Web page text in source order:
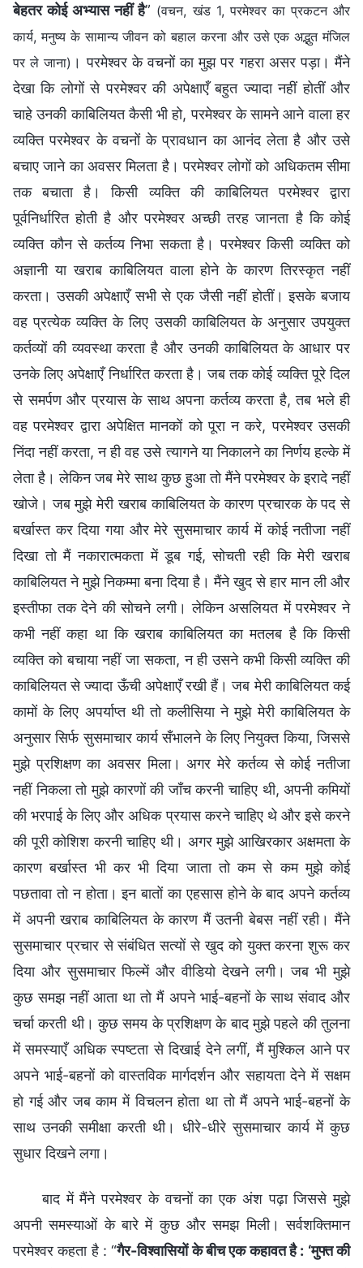
बेहतर कोई अभ्यास नहीं है” (वचन, खंड 1, परमेश्वर का प्रकटन और
कार्य, मनुष्य के सामान्य जीवन को बहाल करना और उसे एक अद्भुत मंजिल
पर ले जाना) । परमेश्वर के वचनों का मुझ पर गहरा असर पड़ा। मैंने
देखा कि लोगों से परमेश्वर की अपेक्षाएँ बहुत ज्यादा नहीं होतीं और
चाहे उनकी काबिलियत कैसी भी हो, परमेश्वर के सामने आने वाला हर
व्यक्ति परमेश्वर के वचनों के प्रावधान का आनंद लेता है और उसे
बचाए जाने का अवसर मिलता है। परमेश्वर लोगों को अधिकतम सीमा
तक बचाता है। किसी व्यक्ति की काबिलियत परमेश्वर द्वारा
पूर्वनिर्धारित होती है और परमेश्वर अच्छी तरह जानता है कि कोई
व्यक्ति कौन से कर्तव्य निभा सकता है। परमेश्वर किसी व्यक्ति को
अज्ञानी या खराब काबिलियत वाला होने के कारण तिरस्कृत नहीं
करता। उसकी अपेक्षाएँ सभी से एक जैसी नहीं होतीं। इसके बजाय
वह प्रत्येक व्यक्ति के लिए उसकी काबिलियत के अनुसार उपयुक्त
कर्तव्यों की व्यवस्था करता है और उनकी काबिलियत के आधार पर
उनके लिए अपेक्षाएँ निर्धारित करता है। जब तक कोई व्यक्ति पूरे दिल
से समर्पण और प्रयास के साथ अपना कर्तव्य करता है, तब भले ही
वह परमेश्वर द्वारा अपेक्षित मानकों को पूरा न करे, परमेश्वर उसकी
निंदा नहीं करता, न ही वह उसे त्यागने या निकालने का निर्णय हल्के में
लेता है। लेकिन जब मेरे साथ कुछ हुआ तो मैंने परमेश्वर के इरादे नहीं
खोजे। जब मुझे मेरी खराब काबिलियत के कारण प्रचारक के पद से
बर्खास्त कर दिया गया और मेरे सुसमाचार कार्य में कोई नतीजा नहीं
दिखा तो मैं नकारात्मकता में डूब गई, सोचती रही कि मेरी खराब
काबिलियत ने मुझे निकम्मा बना दिया है। मैंने खुद से हार मान ली और
इस्तीफा तक देने की सोचने लगी। लेकिन असलियत में परमेश्वर ने
कभी नहीं कहा था कि खराब काबिलियत का मतलब है कि किसी
व्यक्ति को बचाया नहीं जा सकता, न ही उसने कभी किसी व्यक्ति की
काबिलियत से ज्यादा ऊँची अपेक्षाएँ रखी हैं। जब मेरी काबिलियत कई
कामों के लिए अपर्याप्त थी तो कलीसिया ने मुझे मेरी काबिलियत के
अनुसार सिर्फ सुसमाचार कार्य सँभालने के लिए नियुक्त किया, जिससे
मुझे प्रशिक्षण का अवसर मिला। अगर मेरे कर्तव्य से कोई नतीजा
नहीं निकला तो मुझे कारणों की जाँच करनी चाहिए थी, अपनी कमियों
की भरपाई के लिए और अधिक प्रयास करने चाहिए थे और इसे करने
की पूरी कोशिश करनी चाहिए थी। अगर मुझे आखिरकार अक्षमता के
कारण बर्खास्त भी कर भी दिया जाता तो कम से कम मुझे कोई
पछतावा तो न होता। इन बातों का एहसास होने के बाद अपने कर्तव्य
में अपनी खराब काबिलियत के कारण मैं उतनी बेबस नहीं रही। मैंने
सुसमाचार प्रचार से संबंधित सत्यों से खुद को युक्त करना शुरू कर
दिया और सुसमाचार फिल्में और वीडियो देखने लगी। जब भी मुझे
कुछ समझ नहीं आता था तो मैं अपने भाई-बहनों के साथ संवाद और
चर्चा करती थी। कुछ समय के प्रशिक्षण के बाद मुझे पहले की तुलना
में समस्याएँ अधिक स्पष्टता से दिखाई देने लगीं, मैं मुश्किल आने पर
अपने भाई-बहनों को वास्तविक मार्गदर्शन और सहायता देने में सक्षम
हो गई और जब काम में विचलन होता था तो मैं अपने भाई-बहनों के
साथ उनकी समीक्षा करती थी। धीरे-धीरे सुसमाचार कार्य में कुछ
सुधार दिखने लगा।
बाद में मैंने परमेश्वर के वचनों का एक अंश पढ़ा जिससे मुझे
अपनी समस्याओं के बारे में कुछ और समझ मिली। सर्वशक्तिमान
परमेश्वर कहता है : “गैर-विश्वासियों के बीच एक कहावत है : ‘मुफ्त की